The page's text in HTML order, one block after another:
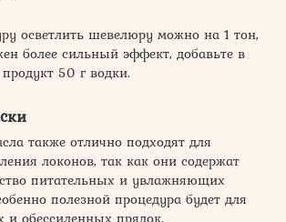
осветлить шевелюру можно на 1 тон,
более сильный эффект, добавьте в
50 г водки.
также отлично подходят для
локонов, так как они содержат
питательных и увлажняющих
полезной процедура будет для